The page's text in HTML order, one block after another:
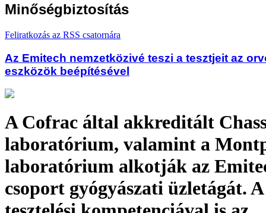
Minőségbiztosítás
Feliratkozás az RSS csatornára
Az Emitech nemzetközivé teszi a tesztjeit az
eszközök beépítésével
A Cofrac által akkreditált
laboratórium, valamint a
laboratórium alkotják az
csoport gyógyászati üzletágát.